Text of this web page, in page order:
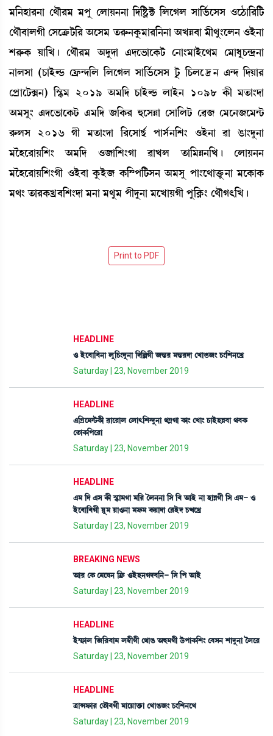
³[>Òà¹>à ë=ï¹³ ³šå ëºàÚ>>à [ƒ[Ê¡öC¡ [ºìKº Îà[®¢¡ìÎÎ *ìk¡à[¹[i¡
ë=ï¤àºKã ëÎìyû¡i¡[¹ "ìÎ³ t¡¹ç¡>Aå¡³à¹[>>à "JÄ¤à ³ã=å}ìº> *Òü>à
Å¹ç¡A¡ Úà[J¡ú ë=ï¹³ "ƒåƒà &ƒì®¡àìA¡i¡ ë>à}³àÒüì=³ ë³à‹åW¡@ƒø>à
>àºÎà (W¡àÒüÁ¡ ëóø¡@ƒ[º [ºìKº Îà[®¢¡ìÎÎ iå¡ [W¡ºì‰> &@ƒ [ƒÚà¹
ëšøàìi¡G>) [ÑHþ³ 2019 "³[ƒ W¡àÒüÁ¡ ºàÒü> 1098 A¡ã ³t¡à}ƒà
"³Îå} &ƒì®¡àìA¡i¡ &³[ƒ \[A¡¹ ×ìÎÄà ëÎà[ºi¡ ë¯\ ë³ì>\ì³@i¡
¹ç¡ºÎ 2016 Kã ³t¡à}ƒà [¹ìÎàá¢ šàÎ¢>[Å} *Òü>à ¯à R¡à}ƒå>à
³îÒì¹àÚ[Å} "³[ƒ *\à[Å}Kà ¯àJº t¡à[³Ä>[J¡ú ëºàÚ>>
³îÒì¹àÚ[Å}Kã *Òü¤à Aå¡Òü\ A¡[´š[i¡Î> "³Îå šà}ì=àv¡ûå¡>à ³ìA¡àA¡
³=} t¡à¹A¡Jø¤[Å}ƒà ³>à ³=å³ šãƒå>à ³ìJàÚKã šå[A¥¡} ë=ïK;[J¡ú
HEADLINE
* Òüì¤à[¤>à ºå[W¡}ƒå>à [ƒ[ÀKã \”z¹ ³”z¹ƒà ëJàR¡\} W¡}[Å>ìJø
Saturday | 23, November 2019
HEADLINE
&[Nøì³@i¡A¡ã ¯àì¹àº ëºà;[Å@ƒå>à =´ÃKà A¡à} ëJà} W¡àÒüÒÄ¤à =¤A¡
ët¡àA¡[šì¹à
Saturday | 23, November 2019
HEADLINE
&³ [ƒ &Î A¡ã ÑHþà³Kà ³[¹ íº>>à [Î [¤ "àÒü >à ÒàÄKã [Î &³- *
Òüì¤à[¤Kã Úå³ Úà*>à ³ó¡³ A¡Úàƒà ë¹Òüƒ W¡xìJø
Saturday | 23, November 2019
BREAKING NEWS
"à¹ ëA¡ ë³ìQ> [óø¡ *ÒüÒ>Kƒ¤[>- [Î [š "àÒü
Saturday | 23, November 2019
HEADLINE
Òü´£¡àº [\[¹¤à³ º´¬ãKã ë=àR¡ "×³Kã l¡üšàA¡[Å} ë¤Î> Åàƒå>à íºì¹
Saturday | 23, November 2019
HEADLINE
yàXó¡à¹ ët¡ï¤Kã ³àìÚàv¡û¡à ëJàR¡\} W¡}[Å>ìJ
Saturday | 23, November 2019